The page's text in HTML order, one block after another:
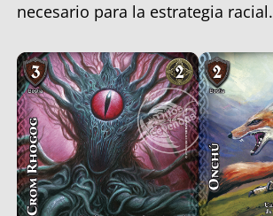
necesario para la estrategia racial.